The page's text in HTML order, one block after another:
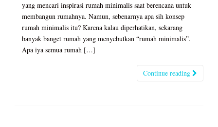
yang mencari inspirasi rumah minimalis saat berencana untuk
membangun rumahnya. Namun, sebenarnya apa sih konsep
rumah minimalis itu? Karena kalau diperhatikan, sekarang
banyak banget rumah yang menyebutkan “rumah minimalis”.
Apa iya semua rumah […]
Continue reading